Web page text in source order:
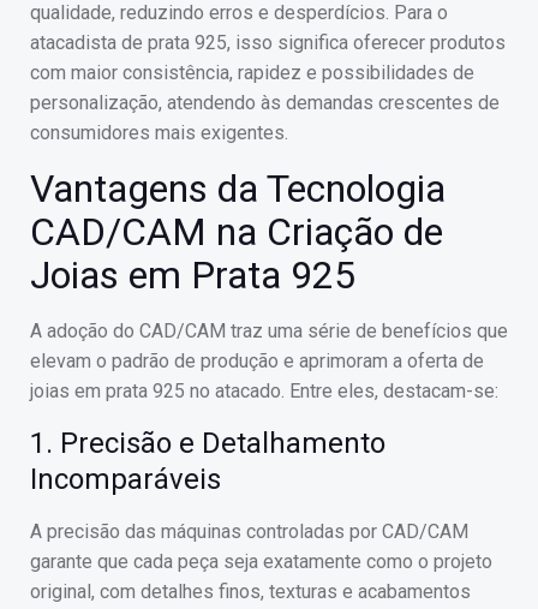
qualidade, reduzindo erros e desperdícios. Para o
atacadista de prata 925, isso significa oferecer produtos
com maior consistência, rapidez e possibilidades de
personalização, atendendo às demandas crescentes de
consumidores mais exigentes.
Vantagens da Tecnologia
CAD/CAM na Criação de
Joias em Prata 925
A adoção do CAD/CAM traz uma série de benefícios que
elevam o padrão de produção e aprimoram a oferta de
joias em prata 925 no atacado. Entre eles, destacam-se:
1. Precisão e Detalhamento
Incomparáveis
A precisão das máquinas controladas por CAD/CAM
garante que cada peça seja exatamente como o projeto
original, com detalhes finos, texturas e acabamentos